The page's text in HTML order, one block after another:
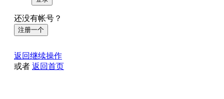
还没有帐号？
注册一个
返回继续操作
或者 返回首页